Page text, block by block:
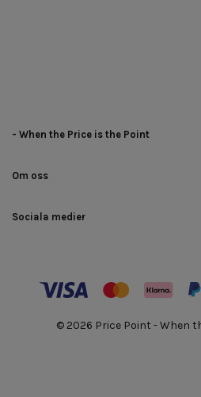
- When the Price is the Point
Om oss
Sociala medier
© 2026 Price Point - When